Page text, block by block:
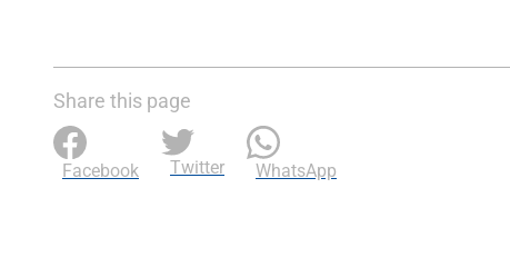
Share this page
Facebook Twitter WhatsApp